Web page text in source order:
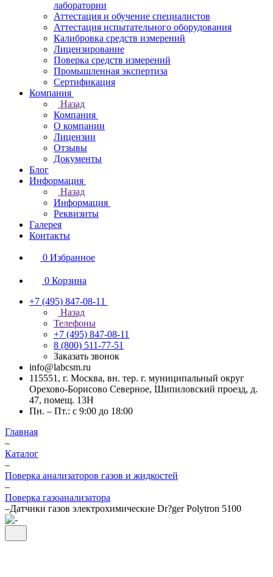
лаборатории
Аттестация и обучение специалистов
Аттестация испытательного оборудования
Калибровка средств измерений
Лицензирование
Поверка средств измерений
Промышленная экспертиза
Сертификация
Компания
Назад
Компания
О компании
Лицензии
Отзывы
Документы
Блог
Информация
Назад
Информация
Реквизиты
Галерея
Контакты
0 Избранное
0 Корзина
+7 (495) 847-08-11
Назад
Телефоны
+7 (495) 847-08-11
8 (800) 511-77-51
Заказать звонок
info@labcsm.ru
115551, г. Москва, вн. тер. г. муниципальный округ
Орехово-Борисово Северное, Шипиловский проезд, д.
47, помещ. 13Н
Пн. – Пт.: с 9:00 до 18:00
Главная
–
Каталог
–
Поверка анализаторов газов и жидкостей
–
Поверка газоанализатора
–Датчики газов электрохимические Dr?ger Polytron 5100